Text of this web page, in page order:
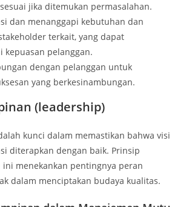
jika ditemukan permasalahan.
dan menanggapi kebutuhan dan
terkait, yang dapat
kepuasan pelanggan.
dengan pelanggan untuk
yang berkesinambungan.
(leadership)
kunci dalam memastikan bahwa visi
diterapkan dengan baik. Prinsip
menekankan pentingnya peran
dalam menciptakan budaya kualitas.